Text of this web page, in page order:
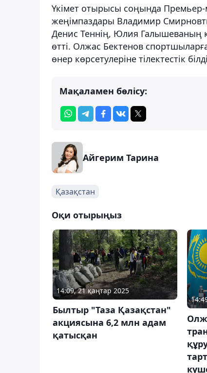
Үкімет отырысы соңында
жеңімпаздары Владимир
Денис Теннің, Юлия Галышеваның
өтті. Олжас Бектенов
өнер көрсетулеріне тілектестік
Мақаламен бөлісу:
Айгерим Тарина
Қазақстан
Оқи отырыңыз
14:09, 21 қаңтар 2025
Былтыр "Таза Қазақстан"
акциясына 6,2 млн адам
қатысқан